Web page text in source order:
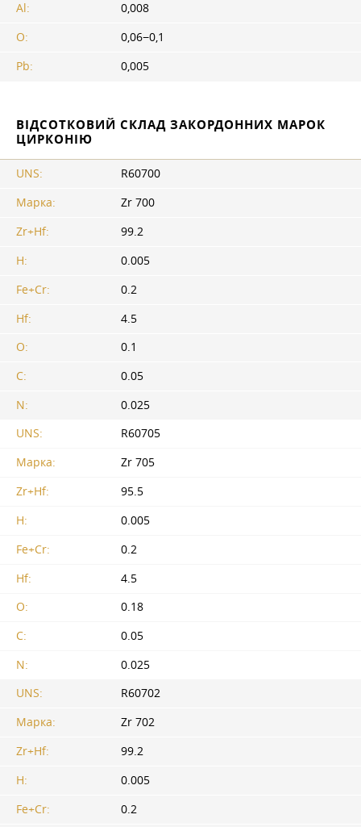
Al:
0,008
O:
0,06−0,1
Pb:
0,005
ВІДСОТКОВИЙ СКЛАД ЗАКОРДОННИХ МАРОК
ЦИРКОНІЮ
UNS:
R60700
Марка:
Zr 700
Zr+Hf:
99.2
H:
0.005
Fe+Cr:
0.2
Hf:
4.5
O:
0.1
C:
0.05
N:
0.025
UNS:
R60705
Марка:
Zr 705
Zr+Hf:
95.5
H:
0.005
Fe+Cr:
0.2
Hf:
4.5
O:
0.18
C:
0.05
N:
0.025
UNS:
R60702
Марка:
Zr 702
Zr+Hf:
99.2
H:
0.005
Fe+Cr:
0.2